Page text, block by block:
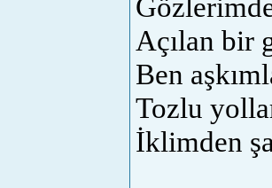
Açılan bir
Ben
Tozlu
İklimden